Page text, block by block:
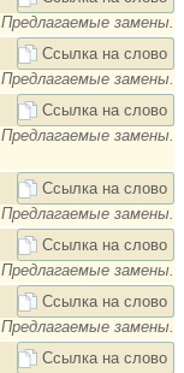
Предлагаемые замены.
Ссылка на слово
Предлагаемые замены.
Ссылка на слово
Предлагаемые замены.
Ссылка на слово
Предлагаемые замены.
Ссылка на слово
Предлагаемые замены.
Ссылка на слово
Предлагаемые замены.
Ссылка на слово